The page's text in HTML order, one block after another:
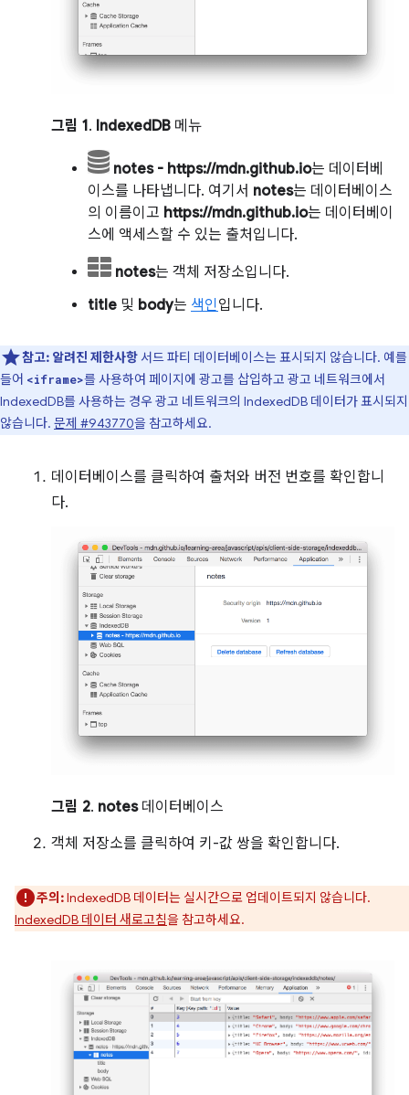
그림 1. IndexedDB 메뉴
notes - https://mdn.github.io는 데이터베
이스를 나타냅니다. 여기서 notes는 데이터베이스
의 이름이고 https://mdn.github.io는 데이터베이
스에 액세스할 수 있는 출처입니다.
notes는 객체 저장소입니다.
title 및 body는 색인입니다.
참고: 알려진 제한사항 서드 파티 데이터베이스는 표시되지 않습니다. 예를
들어 <iframe>를 사용하여 페이지에 광고를 삽입하고 광고 네트워크에서
IndexedDB를 사용하는 경우 광고 네트워크의 IndexedDB 데이터가 표시되지
않습니다. 문제 #943770을 참고하세요.
데이터베이스를 클릭하여 출처와 버전 번호를 확인합니
다.
그림 2. notes데이터베이스
객체 저장소를 클릭하여 키-값 쌍을 확인합니다.
주의:IndexedDB 데이터는 실시간으로 업데이트되지 않습니다.
IndexedDB 데이터 새로고침을 참고하세요.